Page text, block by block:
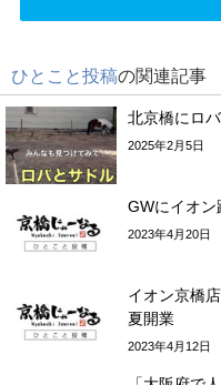
ひとこと投稿の関連記事
北京橋にロ
2025年2月5日
GWにイオン
2023年4月20日
イオン京橋
夏開業
2023年4月12日